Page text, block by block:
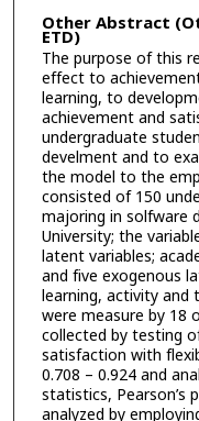
Other Abstract
ETD)
The purpose of this
effect to
learning, to
achievement and
undergraduate
develment and to
the model to the
consisted of 150
majoring in solfware
University; the
latent variables;
and five exogenous
learning, activity and
were measure by 18
collected by testing
satisfaction with
0.708 – 0.924 and
statistics, Pearson’s
analyzed by